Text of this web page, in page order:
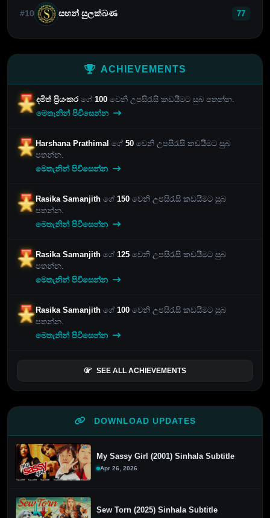
#10 සහන් සුලක්ඛණ 77
ACHIEVEMENTS
දමිත් ප්‍රියංකර ගේ 100 වෙනි උපසිරැසි කඩයීමට සුබ පතන්න.
මෙතැනින් පිවිසෙන්න
Harshana Prathimal ගේ 50වෙනි උපසිරැසි කඩයීමට සුබ
පතන්න.
මෙතැනින් පිවිසෙන්න
Rasika Samanjithගේ150 වෙනි උපසිරැසි කඩයීමට සුබ
පතන්න.
මෙතැනින් පිවිසෙන්න
Rasika Samanjithගේ125 වෙනි උපසිරැසි කඩයීමට සුබ
පතන්න.
මෙතැනින් පිවිසෙන්න
Rasika Samanjithගේ100 වෙනි උපසිරැසි කඩයීමට සුබ
පතන්න.
මෙතැනින් පිවිසෙන්න
SEE ALL ACHIEVEMENTS
DOWNLOAD UPDATES
My Sassy Girl (2001) Sinhala Subtitle
Apr 26, 2026
Sew Torn (2025) Sinhala Subtitle